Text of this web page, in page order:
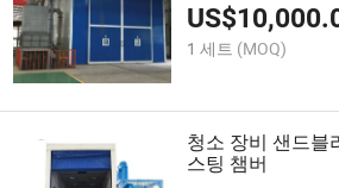
US$
1 세트 (MOQ)
청소 장비 샌드블
스팅 챔버